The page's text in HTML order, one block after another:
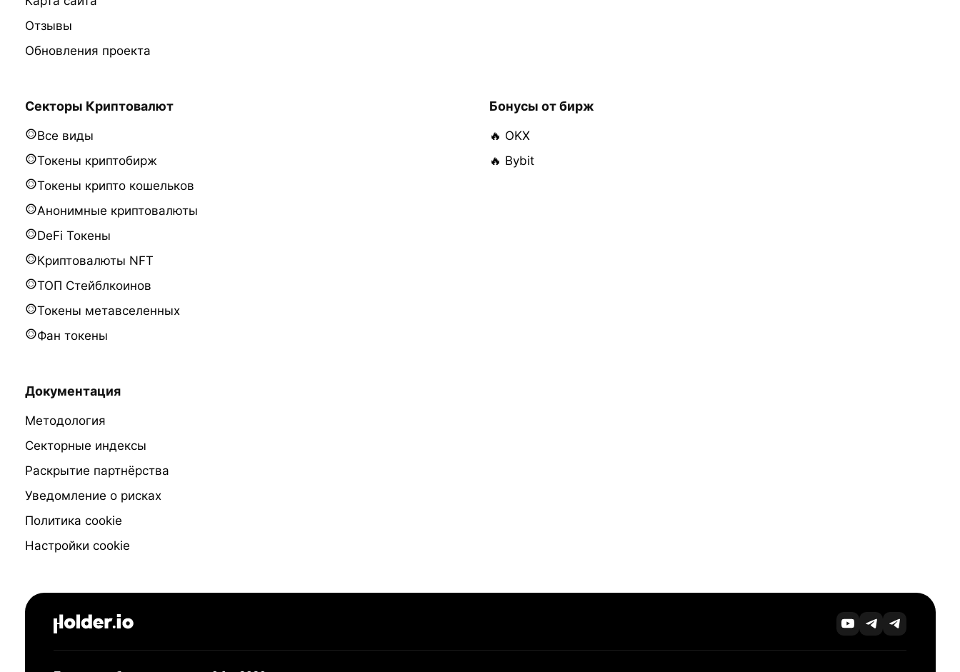
Отзывы
Обновления проекта
Секторы Криптовалют
Все виды
Токены криптобирж
Токены крипто кошельков
Анонимные криптовалюты
DeFi Токены
Криптовалюты NFT
ТОП Стейблкоинов
Токены метавселенных
Фан токены
Бонусы от бирж
🔥 OKX
🔥 Bybit
Документация
Методология
Секторные индексы
Раскрытие партнёрства
Уведомление о рисках
Политика cookie
Настройки cookie